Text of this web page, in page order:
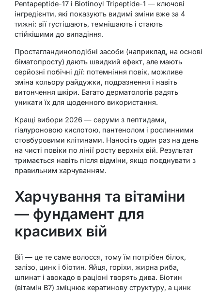
Pentapeptide-17 і Biotinoyl Tripeptide-1 — ключові
інгредієнти, які показують видимі зміни вже за 4
тижні: вії густішають, темнішають і стають
стійкішими до випадіння.
Простагландиноподібні засоби (наприклад, на основі
біматопросту) дають швидкий ефект, але мають
серйозні побічні дії: потемніння повік, можливе
зміна кольору райдужки, подразнення і навіть
витончення шкіри. Багато дерматологів радять
уникати їх для щоденного використання.
Кращі вибори 2026 — серуми з пептидами,
гіалуроновою кислотою, пантенолом і рослинними
стовбуровими клітинами. Наносіть один раз на день
на чисті повіки по лінії росту верхніх вій. Результат
тримається навіть після відміни, якщо поєднувати з
правильним харчуванням.
Харчування та вітаміни
— фундамент для
красивих вій
Вії — це те саме волосся, тому їм потрібен білок,
залізо, цинк і біотин. Яйця, горіхи, жирна риба,
шпинат і авокадо в раціоні творять дива. Біотин
(вітамін B7) зміцнює кератинову структуру, а цинк